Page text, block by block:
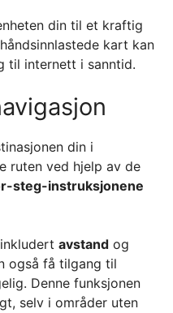
din til et kraftig
kart kan
til internett i sanntid.
din i
ruten ved hjelp av de
steg-instruksjonene
avstand og
også få tilgang til
Denne funksjonen
selv i områder uten